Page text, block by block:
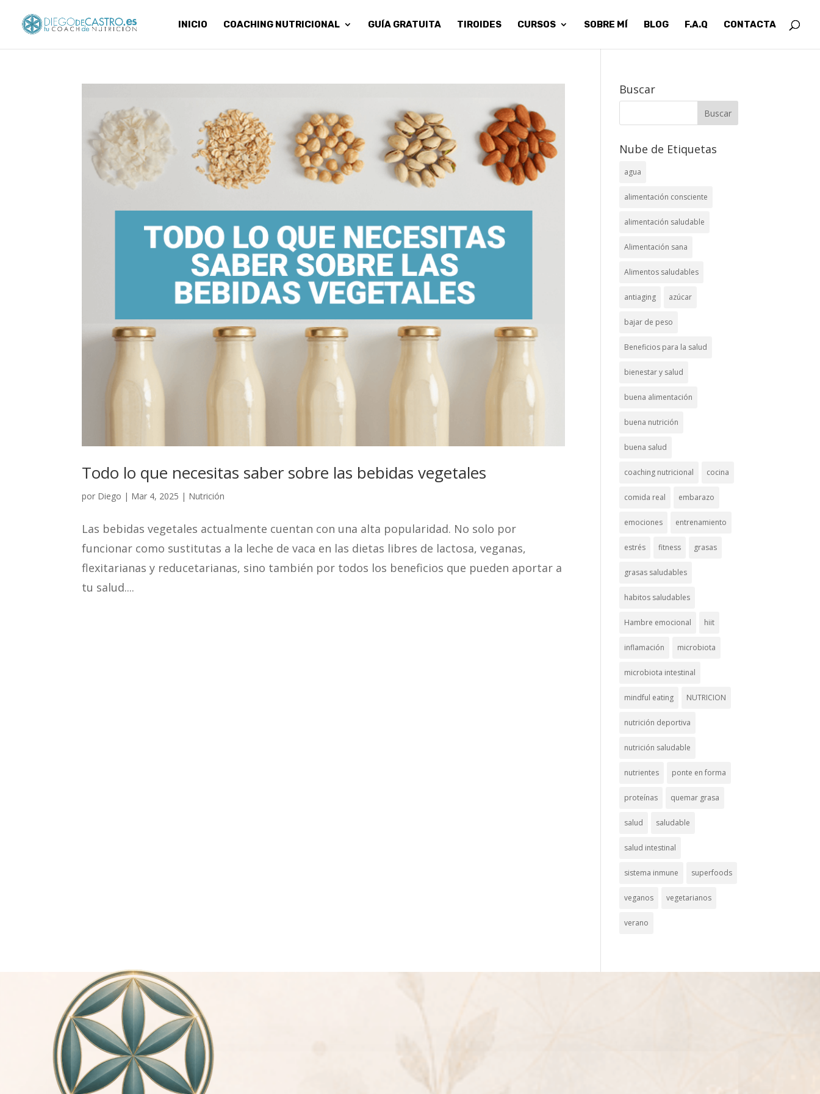
INICIO COACHING NUTRICIONAL GUÍA GRATUITA TIROIDES CURSOS SOBRE MÍ BLOG F.A.Q CONTACTA
Todo lo que necesitas saber sobre las bebidas vegetales
por Diego | Mar 4, 2025 | Nutrición
Las bebidas vegetales actualmente cuentan con una alta popularidad. No solo por
funcionar como sustitutas a la leche de vaca en las dietas libres de lactosa, veganas,
flexitarianas y reducetarianas, sino también por todos los beneficios que pueden aportar a
tu salud....
Buscar
Nube de Etiquetas
agua
alimentación consciente
alimentación saludable
Alimentación sana
Alimentos saludables
antiaging azúcar
bajar de peso
Beneficios para la salud
bienestar y salud
buena alimentación
buena nutrición
buena salud
coaching nutricional cocina
comida real embarazo
emociones entrenamiento
estrés fitness grasas
grasas saludables
habitos saludables
Hambre emocional hiit
inflamación microbiota
microbiota intestinal
mindful eating NUTRICION
nutrición deportiva
nutrición saludable
nutrientes ponte en forma
proteínas quemar grasa
salud saludable
salud intestinal
sistema inmune superfoods
veganos vegetarianos
verano